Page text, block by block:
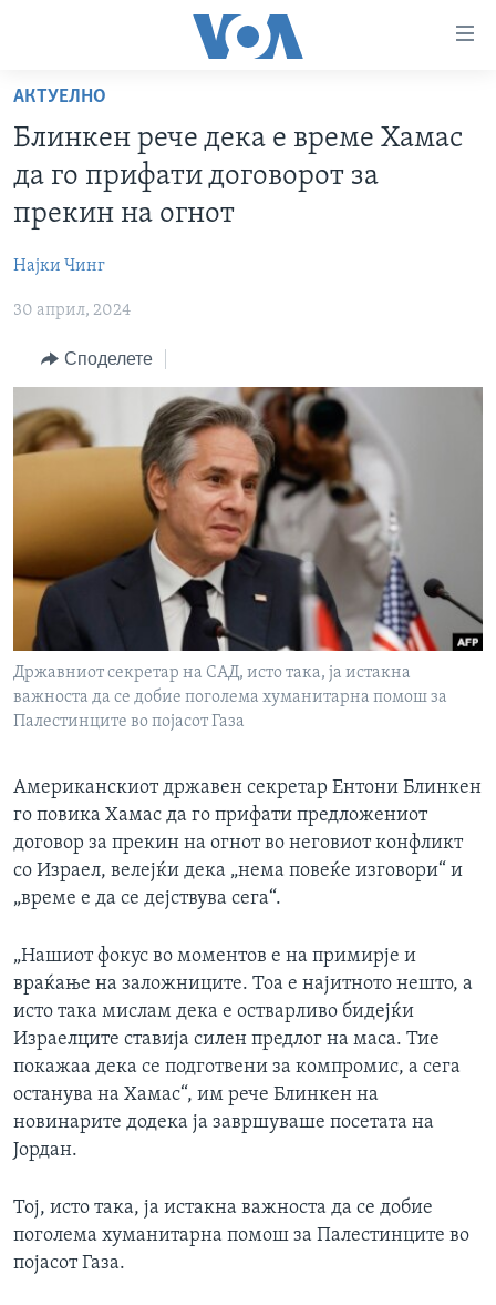
пристапност
Премини
на
главната
содржина
Премини
до
за
навигација
Пребарувај
ЕКОНОМИЈА
ПОЛИТИКА
НАУКА
УМЕТНОСТ И ЗАБАВА
ФОТОГАЛЕРИИ
АРХИВИРАНА ПРОГРАМА
NEWSFLASH - АРХИВА
ВЕСТИ ОД САД ВО МИНУТА - АРХИВА
ИЗБОРИ ВО САД 2020 - АРХИВА
ЗА НАС
НАКУСО...
Јазици
АКТУЕЛНО
Блинкен рече дека е време Хамас
да го прифати договорот за
прекин на огнот
Најки Чинг
30 април, 2024
Споделете
Државниот секретар на САД, исто така, ја истакна
важноста да се добие поголема хуманитарна помош за
Палестинците во појасот Газа
Американскиот државен секретар Ентони Блинкен
го повика Хамас да го прифати предложениот
договор за прекин на огнот во неговиот конфликт
со Израел, велејќи дека „нема повеќе изговори“ и
„време е да се дејствува сега“.
„Нашиот фокус во моментов е на примирје и
враќање на заложниците. Тоа е најитното нешто, а
исто така мислам дека е остварливо бидејќи
Израелците ставија силен предлог на маса. Тие
покажаа дека се подготвени за компромис, а сега
останува на Хамас“, им рече Блинкен на
новинарите додека ја завршуваше посетата на
Јордан.
Тој, исто така, ја истакна важноста да се добие
поголема хуманитарна помош за Палестинците во
појасот Газа.